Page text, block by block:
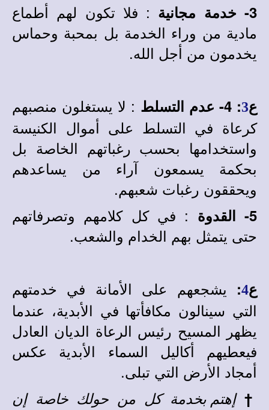
3- خدمة مجانية
: فلا تكون لهم أطماع
مادية من وراء الخدمة بل بمحبة وحماس
يخدمون من أجل الله.
ع3
: 4- عدم التسلط
: لا يستغلون منصبهم
كرعاة في التسلط على أموال الكنيسة
واستخدامها بحسب رغباتهم الخاصة بل
بحكمة يسمعون آراء من يساعدهم
ويحققون رغبات شعبهم.
5- القدوة
: في كل كلامهم وتصرفاتهم
حتى يتمثل بهم الخدام والشعب.
ع4
: يشجعهم على الأمانة في خدمتهم
التي سينالون مكافأتها في الأبدية، عندما
يظهر المسيح رئيس الرعاة الديان العادل
فيعطيهم أكاليل السماء الأبدية عكس
أمجاد الأرض التي تبلى.
†إهتم بخدمة كل من حولك خاصة إن